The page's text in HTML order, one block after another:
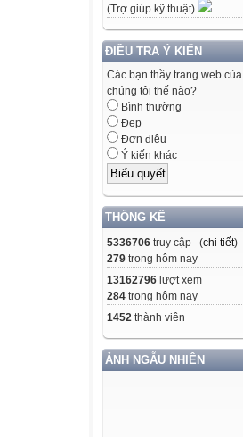
(Trợ giúp kỹ thuật)
ĐIỀU TRA Ý KIẾN
Các bạn thầy trang web của
chúng tôi thế nào?
Bình thường
Đẹp
Đơn điệu
Ý kiến khác
THỐNG KÊ
5336706 truy cập (chi tiết)
279 trong hôm nay
13162796 lượt xem
284 trong hôm nay
1452 thành viên
ẢNH NGẪU NHIÊN